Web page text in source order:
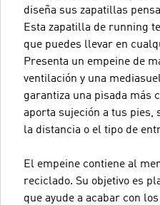
diseña sus zapatillas
Esta zapatilla de running
que puedes llevar en
Presenta un empeine de
ventilación y una
garantiza una pisada más
aporta sujeción a tus
la distancia o el tipo de
El empeine contiene al
reciclado. Su objetivo es
que ayude a acabar con